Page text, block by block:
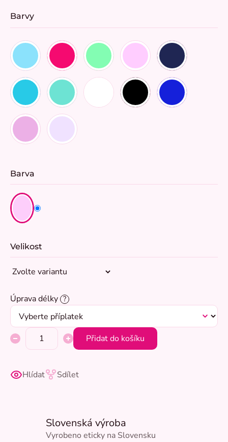
Barvy
Barva
Velikost
Úprava délky ?
Přidat do košíku
Hlídat Sdílet
Slovenská výroba
Vyrobeno eticky na Slovensku